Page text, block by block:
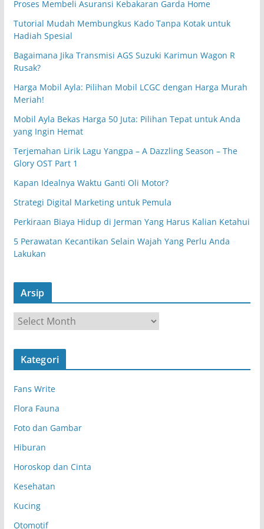
Proses Membeli Asuransi Kebakaran Garda Home
Tutorial Mudah Membungkus Kado Tanpa Kotak untuk
Hadiah Spesial
Bagaimana Jika Transmisi AGS Suzuki Karimun Wagon R
Rusak?
Harga Mobil Ayla: Pilihan Mobil LCGC dengan Harga Murah
Meriah!
Mobil Ayla Bekas Harga 50 Juta: Pilihan Tepat untuk Anda
yang Ingin Hemat
Terjemahan Lirik Lagu Yangpa – A Dazzling Season – The
Glory OST Part 1
Kapan Idealnya Waktu Ganti Oli Motor?
Strategi Digital Marketing untuk Pemula
Perkiraan Biaya Hidup di Jerman Yang Harus Kalian Ketahui
5 Perawatan Kecantikan Selain Wajah Yang Perlu Anda
Lakukan
Arsip
r
s
Kategori
Fans Write
Flora Fauna
Foto dan Gambar
Hiburan
Horoskop dan Cinta
Kesehatan
Kucing
Otomotif